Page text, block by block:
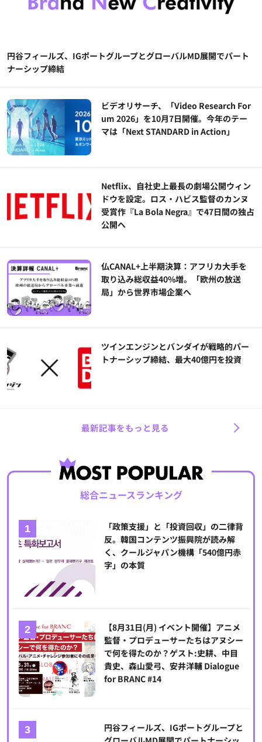
円谷フィールズ、IGポートグループとグローバルMD展開でパート
ナーシップ締結
ビデオリサーチ、「Video Research For
um 2026」を10月7日開催。今年のテー
マは「Next STANDARD in Action」
Netflix、自社史上最長の劇場公開ウィン
ドウを設定。ロス・ハビス監督のカンヌ
受賞作『La Bola Negra』で47日間の独占
公開へ
仏CANAL+上半期決算：アフリカ大手を
取り込み総収益40%増。「欧州の放送
局」から世界市場企業へ
ツインエンジンとバンダイが戦略的パー
トナーシップ締結、最大40億円を投資
最新記事をもっと見る
総合ニュースランキング
「政策支援」と「投資回収」の二律背
反。韓国コンテンツ振興院が読み解
く、クールジャパン機構「540億円赤
字」の本質
【8月31日(月) イベント開催】アニメ
監督・プロデューサーたちはアヌシー
で何を得たのか？ゲスト:史耕、中目
貴史、森山愛弓、安井洋輔 Dialogue
for BRANC #14
円谷フィールズ、IGポートグループと